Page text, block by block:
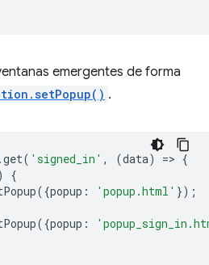
emergentes de forma
.
.get( 'signed_in' , (data) => {
{
({popup : 'popup.html' });
({popup :